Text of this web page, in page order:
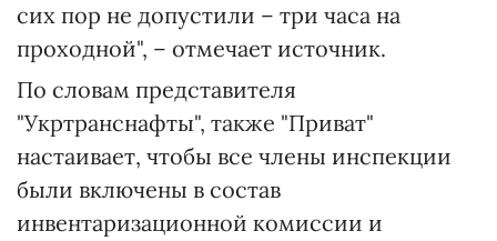
сих пор не допустили – три часа на
проходной", – отмечает источник.
По словам представителя
"Укртранснафты", также "Приват"
настаивает, чтобы все члены инспекции
были включены в состав
инвентаризационной комиссии и